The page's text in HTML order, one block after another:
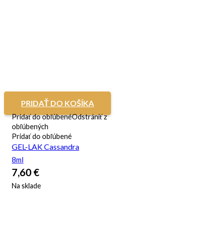
PRIDAŤ DO KOŠÍKA
Pridať do obľúbenéOdstrániť z
obľúbených
Pridať do obľúbené
GEL-LAK Cassandra
8ml
7,60 €
Na sklade